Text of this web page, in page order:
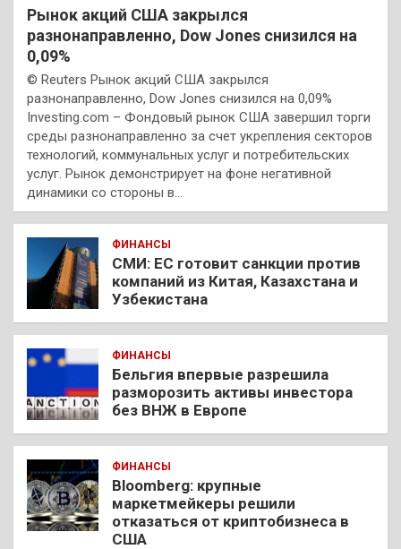
Рынок акций США закрылся
разнонаправленно, Dow Jones снизился на
0,09%
© Reuters Рынок акций США закрылся
разнонаправленно, Dow Jones снизился на 0,09%
Investing.com – Фондовый рынок США завершил торги
среды разнонаправленно за счет укрепления секторов
технологий, коммунальных услуг и потребительских
услуг. Рынок демонстрирует на фоне негативной
динамики со стороны в…
ФИНАНСЫ
СМИ: ЕС готовит санкции против
компаний из Китая, Казахстана и
Узбекистана
ФИНАНСЫ
Бельгия впервые разрешила
разморозить активы инвестора
без ВНЖ в Европе
ФИНАНСЫ
Bloomberg: крупные
маркетмейкеры решили
отказаться от криптобизнеса в
США